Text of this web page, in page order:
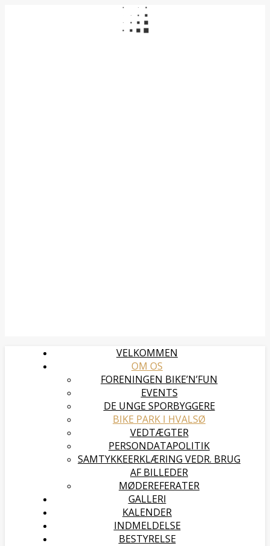
VELKOMMEN
OM OS
FORENINGEN BIKE’N’FUN
EVENTS
DE UNGE SPORBYGGERE
BIKE PARK I HVALSØ
VEDTÆGTER
PERSONDATAPOLITIK
SAMTYKKEERKLÆRING VEDR. BRUG
AF BILLEDER
MØDEREFERATER
GALLERI
KALENDER
INDMELDELSE
BESTYRELSE